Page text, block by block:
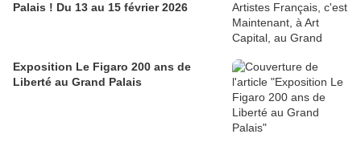
Palais ! Du 13 au 15 février 2026
Exposition Le Figaro 200 ans de
Liberté au Grand Palais